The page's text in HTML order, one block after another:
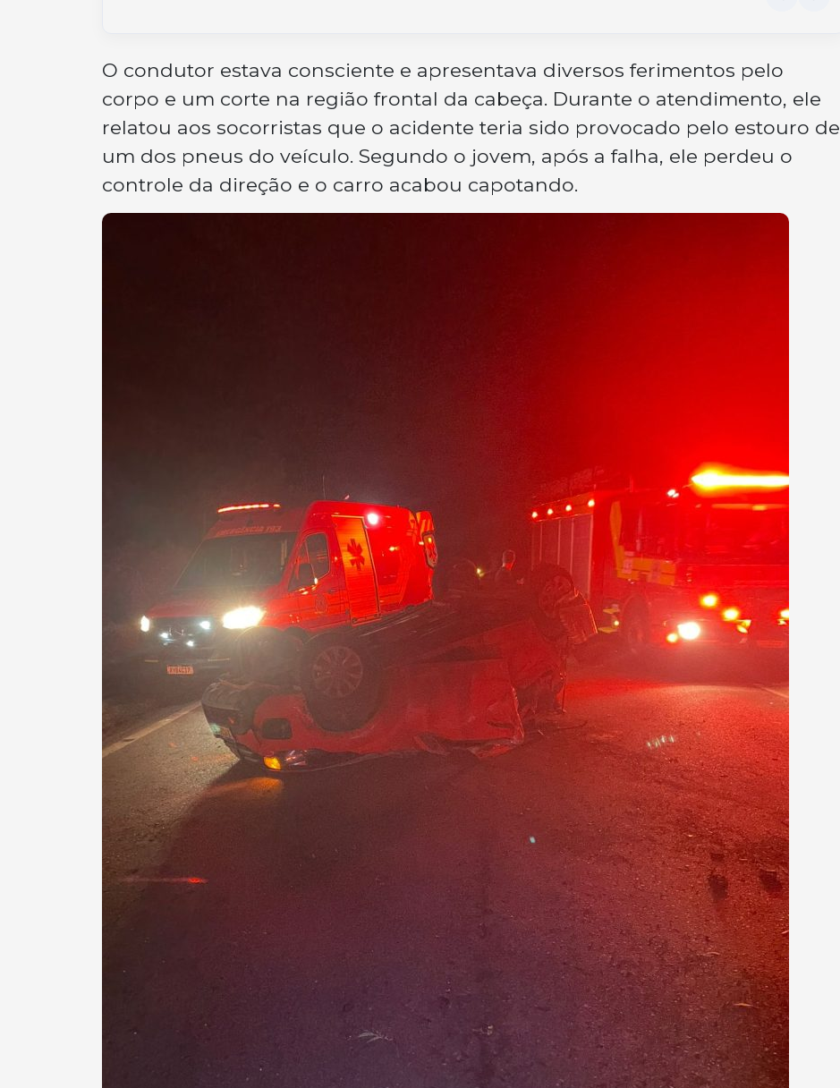
O condutor estava consciente e apresentava diversos ferimentos pelo
corpo e um corte na região frontal da cabeça. Durante o atendimento, ele
relatou aos socorristas que o acidente teria sido provocado pelo estouro de
um dos pneus do veículo. Segundo o jovem, após a falha, ele perdeu o
controle da direção e o carro acabou capotando.